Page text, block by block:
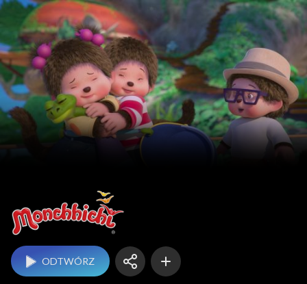
Monchhichi
ODTWÓRZ